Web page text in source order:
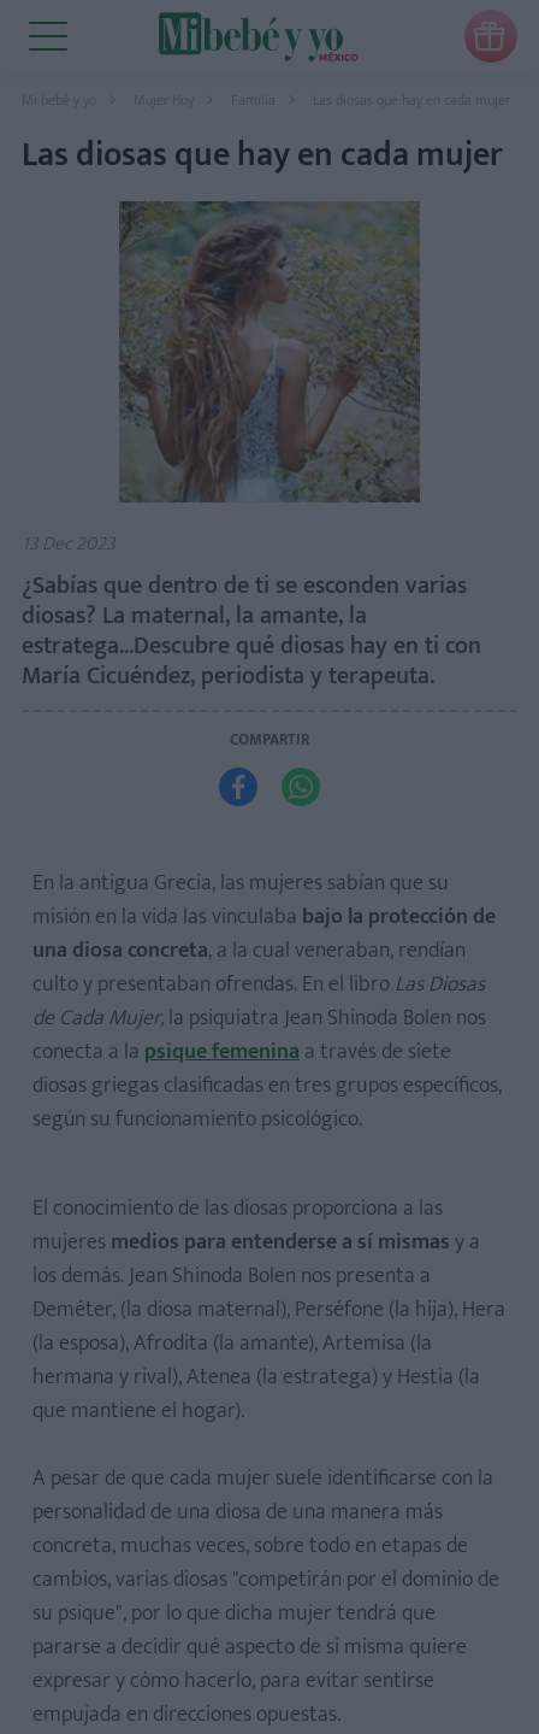

Mi bebé y yo Mujer Hoy Familia Las diosas que hay en cada mujer
Las diosas que hay en cada mujer
13 Dec 2023
¿Sabías que dentro de ti se esconden varias
diosas? La maternal, la amante, la
estratega...Descubre qué diosas hay en ti con
María Cicuéndez, periodista y terapeuta.
COMPARTIR
 
En la antigua Grecia, las mujeres sabían que su
misión en la vida las vinculaba bajo la protección de
una diosa concreta, a la cual veneraban, rendían
culto y presentaban ofrendas. En el libro Las Diosas
de Cada Mujer,la psiquiatra Jean Shinoda Bolen nos
conecta a la psique femeninaa través de siete
diosas griegas clasificadas en tres grupos específicos,
según su funcionamiento psicológico.
El conocimiento de las diosas proporciona a las
mujeres medios para entenderse a sí mismasy a
los demás. Jean Shinoda Bolen nos presenta a
Deméter, (la diosa maternal), Perséfone (la hija), Hera
(la esposa), Afrodita (la amante), Artemisa (la
hermana y rival), Atenea (la estratega) y Hestia (la
que mantiene el hogar).
A pesar de que cada mujer suele identificarse con la
personalidad de una diosa de una manera más
concreta, muchas veces, sobre todo en etapas de
cambios, varias diosas "competirán por el dominio de
su psique", por lo que dicha mujer tendrá que
pararse a decidir qué aspecto de si misma quiere
expresar y cómo hacerlo, para evitar sentirse
empujada en direcciones opuestas.